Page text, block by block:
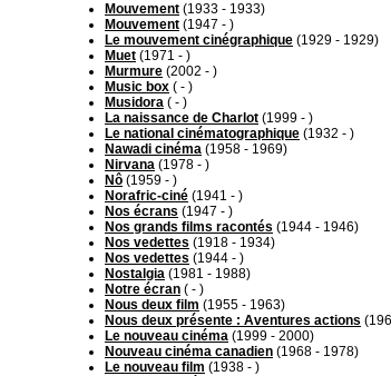
Mouvement (1933 - 1933)
Mouvement (1947 - )
Le mouvement cinégraphique (1929 - 1929)
Muet (1971 - )
Murmure (2002 - )
Music box ( - )
Musidora ( - )
La naissance de Charlot (1999 - )
Le national cinématographique (1932 - )
Nawadi cinéma (1958 - 1969)
Nirvana (1978 - )
Nô (1959 - )
Norafric-ciné (1941 - )
Nos écrans (1947 - )
Nos grands films racontés (1944 - 1946)
Nos vedettes (1918 - 1934)
Nos vedettes (1944 - )
Nostalgia (1981 - 1988)
Notre écran ( - )
Nous deux film (1955 - 1963)
Nous deux présente : Aventures actions
Le nouveau cinéma (1999 - 2000)
Nouveau cinéma canadien (1968 - 1978)
Le nouveau film (1938 - )